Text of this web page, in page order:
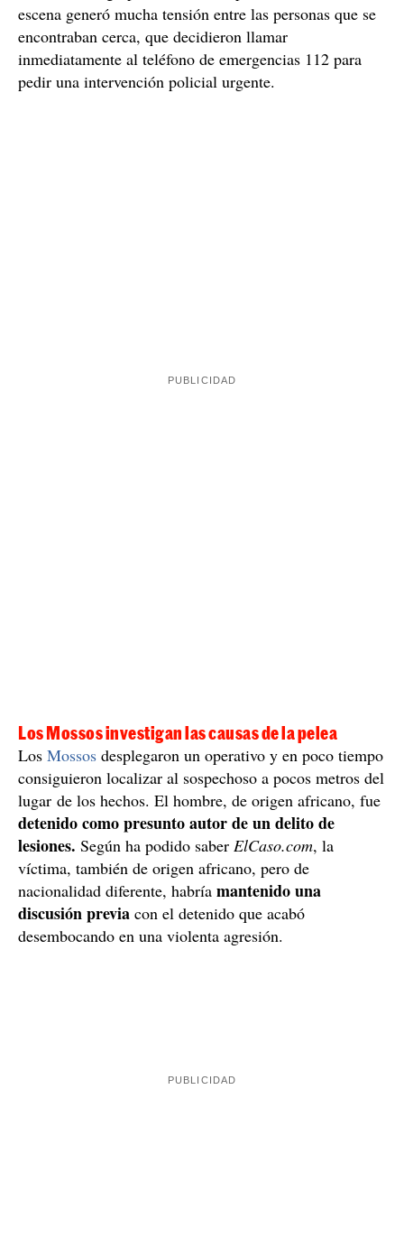
escena generó mucha tensión entre las personas que se
encontraban cerca, que decidieron llamar
inmediatamente al teléfono de emergencias 112 para
pedir una intervención policial urgente.
Los Mossos investigan las causas de la pelea
Los Mossos desplegaron un operativo y en poco tiempo
consiguieron localizar al sospechoso a pocos metros del
lugar de los hechos. El hombre, de origen africano, fue
detenido como presunto autor de un delito de
lesiones. Según ha podido saber ElCaso.com, la
víctima, también de origen africano, pero de
nacionalidad diferente, habría mantenido una
discusión previa con el detenido que acabó
desembocando en una violenta agresión.